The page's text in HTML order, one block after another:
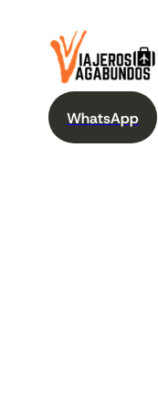
WhatsApp